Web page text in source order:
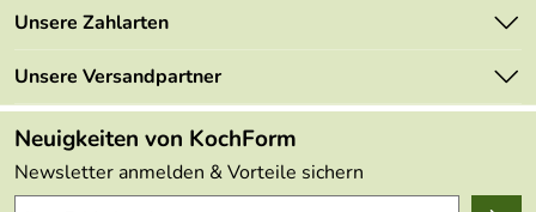
Mehrwertsteuerfrei
Retourenportal
FAQs
Lieferbedingungen
Delivery Terms
Marken
Angebote
Made in Germany
Themen
Wir über uns
Unsere Zahlarten
Unsere Versandpartner
Neuigkeiten von KochForm
Newsletter anmelden & Vorteile sichern